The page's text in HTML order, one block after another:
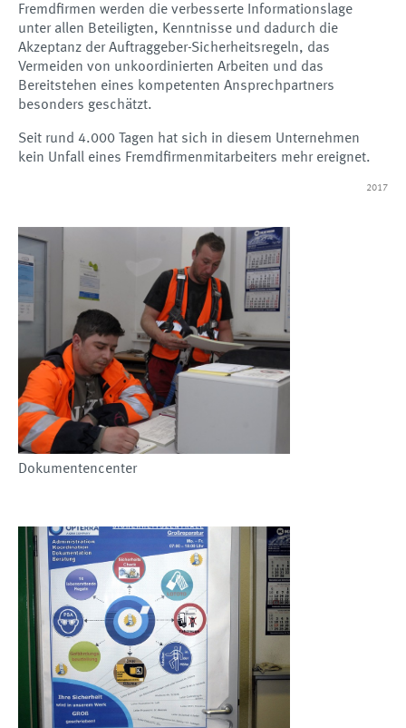
Fremdfirmen werden die verbesserte Informationslage
unter allen Beteiligten, Kenntnisse und dadurch die
Akzeptanz der Auftraggeber-Sicherheitsregeln, das
Vermeiden von unkoordinierten Arbeiten und das
Bereitstehen eines kompetenten Ansprechpartners
besonders geschätzt.
Seit rund 4.000 Tagen hat sich in diesem Unternehmen
kein Unfall eines Fremdfirmenmitarbeiters mehr ereignet.
2017
Dokumentencenter